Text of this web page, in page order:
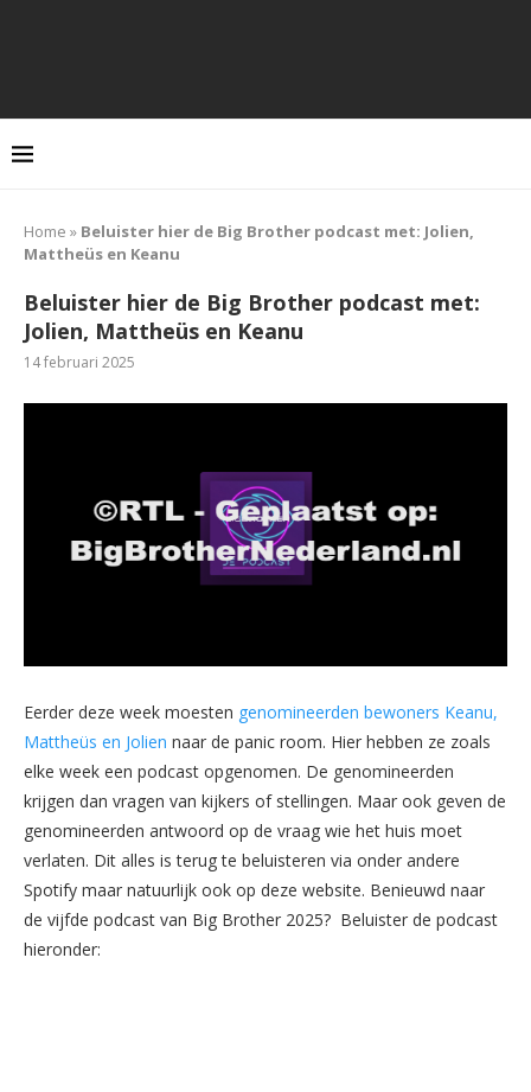
Home » Beluister hier de Big Brother podcast met: Jolien,
Mattheüs en Keanu
Beluister hier de Big Brother podcast met:
Jolien, Mattheüs en Keanu
14 februari 2025
Eerder deze week moesten genomineerden bewoners Keanu,
Mattheüs en Jolien naar de panic room. Hier hebben ze zoals
elke week een podcast opgenomen. De genomineerden
krijgen dan vragen van kijkers of stellingen. Maar ook geven de
genomineerden antwoord op de vraag wie het huis moet
verlaten. Dit alles is terug te beluisteren via onder andere
Spotify maar natuurlijk ook op deze website. Benieuwd naar
de vijfde podcast van Big Brother 2025? Beluister de podcast
hieronder: